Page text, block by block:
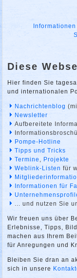
Diese
Hier finden Sie
und internationalen
Nachrichtenblog
Newsletter
Aufbereitete
Pompe-Hotline
Tipps und Tricks
Termine
Projekte
Weblink-Listen für
Informationen für
... und nutzen Sie
Wir freuen uns über
Erlebnisse, Tipps,
machen aus Ihrem
für Anregungen und
Bleiben Sie dran an
sich in unsere